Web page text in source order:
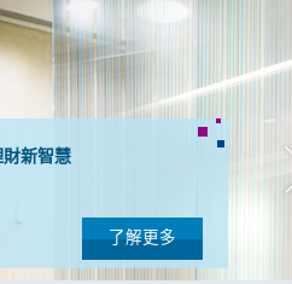
財新智慧
了解更多